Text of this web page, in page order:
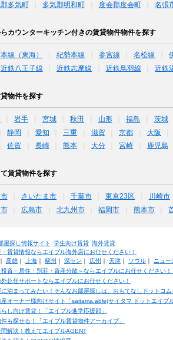
多気町 多気郡明和町 度会郡度会町 名張
カウンターキッチン付きの賃貸物件物件を探す
線（東海） 紀勢本線 参宮線 名松線
近鉄八王子線 近鉄志摩線 近鉄鳥羽線 近鉄
物件を探す
岩手 宮城 秋田 山形 福島 茨城
静岡 愛知 三重 滋賀 京都 大阪
佐賀 長崎 熊本 大分 宮崎 鹿児島
賃貸物件を探す
さいたま市 千葉市 東京23区 川崎市
広島市 北九州市 福岡市 熊本市
屋探し情報サイト 学生向け賃貸 海外賃貸
賃貸情報ならエイブル海外店にお任せください！
高雄｜ 上海｜ 蘇州 ｜ 深セン ｜ 広州 ｜ 天津｜ ソウル｜ ニュー
資・居住・別荘・資産分散～ならエイブルにお任せください！
赴任サポートならエイブルにお任せください！
に泊まってみたい！そんなお部屋探しは、おもてなしドットコム
オーナー様向けサイト「saitama.able(サイタマ ドットエイブル
し向け賃貸！「エイブル進学応援部」
も探せる！「エイブル賃貸物件アーカイブ」
解決！教えてエイブルAGENT